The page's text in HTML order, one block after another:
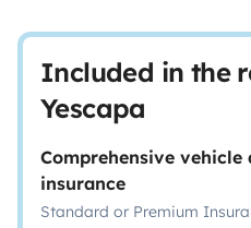
Included in the
Yescapa
Comprehensive vehicle
insurance
Standard or Premium